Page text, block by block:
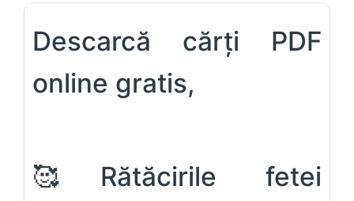
Descarcă cărți PDF
online gratis,
🥰Rătăcirile fetei